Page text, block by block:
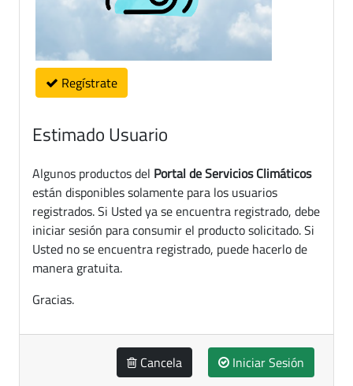
Regístrate
Estimado Usuario
Algunos productos del Portal de Servicios Climáticos
están disponibles solamente para los usuarios
registrados. Si Usted ya se encuentra registrado, debe
iniciar sesión para consumir el producto solicitado. Si
Usted no se encuentra registrado, puede hacerlo de
manera gratuita.
Gracias.
Cancela Iniciar Sesión